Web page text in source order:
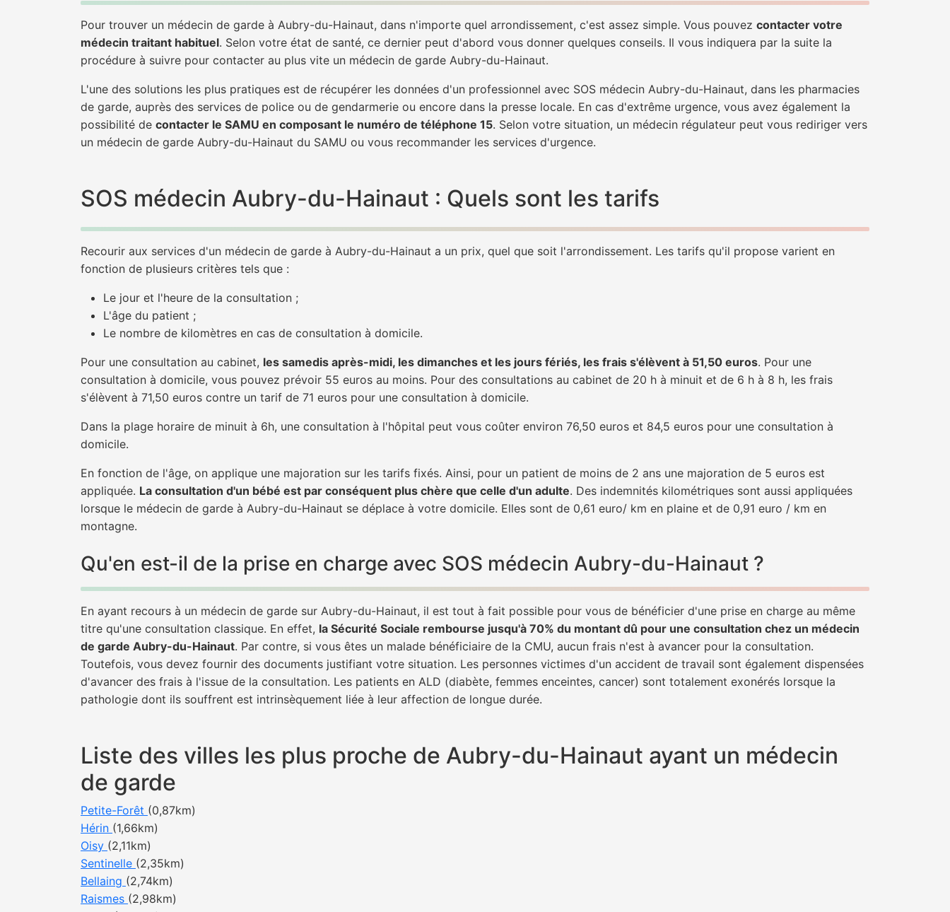
Pour trouver un médecin de garde à Aubry-du-Hainaut, dans n'importe quel arrondissement, c'est assez simple. Vous pouvez contacter votre
médecin traitant habituel. Selon votre état de santé, ce dernier peut d'abord vous donner quelques conseils. Il vous indiquera par la suite la
procédure à suivre pour contacter au plus vite un médecin de garde Aubry-du-Hainaut.
L'une des solutions les plus pratiques est de récupérer les données d'un professionnel avec SOS médecin Aubry-du-Hainaut, dans les pharmacies
de garde, auprès des services de police ou de gendarmerie ou encore dans la presse locale. En cas d'extrême urgence, vous avez également la
possibilité de contacter le SAMU en composant le numéro de téléphone 15. Selon votre situation, un médecin régulateur peut vous rediriger vers
un médecin de garde Aubry-du-Hainaut du SAMU ou vous recommander les services d'urgence.
SOS médecin Aubry-du-Hainaut : Quels sont les tarifs
Recourir aux services d'un médecin de garde à Aubry-du-Hainaut a un prix, quel que soit l'arrondissement. Les tarifs qu'il propose varient en
fonction de plusieurs critères tels que :
Le jour et l'heure de la consultation ;
L'âge du patient ;
Le nombre de kilomètres en cas de consultation à domicile.
Pour une consultation au cabinet, les samedis après-midi, les dimanches et les jours fériés, les frais s'élèvent à 51,50 euros. Pour une
consultation à domicile, vous pouvez prévoir 55 euros au moins. Pour des consultations au cabinet de 20 h à minuit et de 6 h à 8 h, les frais
s'élèvent à 71,50 euros contre un tarif de 71 euros pour une consultation à domicile.
Dans la plage horaire de minuit à 6h, une consultation à l'hôpital peut vous coûter environ 76,50 euros et 84,5 euros pour une consultation à
domicile.
En fonction de l'âge, on applique une majoration sur les tarifs fixés. Ainsi, pour un patient de moins de 2 ans une majoration de 5 euros est
appliquée. La consultation d'un bébé est par conséquent plus chère que celle d'un adulte. Des indemnités kilométriques sont aussi appliquées
lorsque le médecin de garde à Aubry-du-Hainaut se déplace à votre domicile. Elles sont de 0,61 euro/ km en plaine et de 0,91 euro / km en
montagne.
Qu'en est-il de la prise en charge avec SOS médecin Aubry-du-Hainaut ?
En ayant recours à un médecin de garde sur Aubry-du-Hainaut, il est tout à fait possible pour vous de bénéficier d'une prise en charge au même
titre qu'une consultation classique. En effet, la Sécurité Sociale rembourse jusqu'à 70% du montant dû pour une consultation chez un médecin
de garde Aubry-du-Hainaut. Par contre, si vous êtes un malade bénéficiaire de la CMU, aucun frais n'est à avancer pour la consultation.
Toutefois, vous devez fournir des documents justifiant votre situation. Les personnes victimes d'un accident de travail sont également dispensées
d'avancer des frais à l'issue de la consultation. Les patients en ALD (diabète, femmes enceintes, cancer) sont totalement exonérés lorsque la
pathologie dont ils souffrent est intrinsèquement liée à leur affection de longue durée.
Liste des villes les plus proche de Aubry-du-Hainaut ayant un médecin
de garde
Petite-Forêt (0,87km)
Hérin (1,66km)
Oisy (2,11km)
Sentinelle (2,35km)
Bellaing (2,74km)
Raismes (2,98km)